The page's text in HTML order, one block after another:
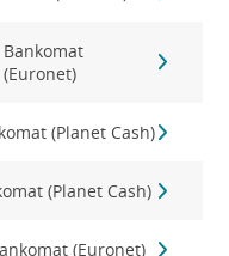
Bankomat
(Euronet)
(Planet Cash)
(Planet Cash)
(Euronet)